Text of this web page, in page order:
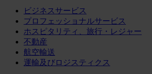
ビジネスサービス
プロフェッショナルサービス
ホスピタリティ、旅行・レジャー
不動産
航空輸送
運輸及びロジスティクス